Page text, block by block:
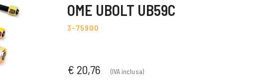
OME UBOLT UB59C
3-75900
€ 20,76 (IVA inclusa)